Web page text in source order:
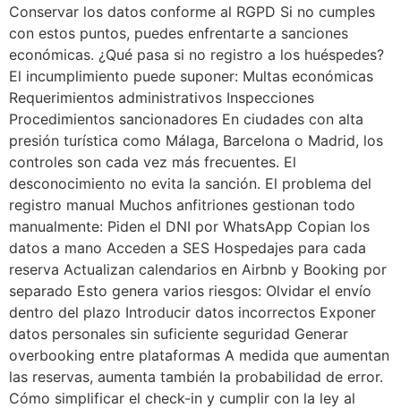
Conservar los datos conforme al RGPD Si no cumples
con estos puntos, puedes enfrentarte a sanciones
económicas. ¿Qué pasa si no registro a los huéspedes?
El incumplimiento puede suponer: Multas económicas
Requerimientos administrativos Inspecciones
Procedimientos sancionadores En ciudades con alta
presión turística como Málaga, Barcelona o Madrid, los
controles son cada vez más frecuentes. El
desconocimiento no evita la sanción. El problema del
registro manual Muchos anfitriones gestionan todo
manualmente: Piden el DNI por WhatsApp Copian los
datos a mano Acceden a SES Hospedajes para cada
reserva Actualizan calendarios en Airbnb y Booking por
separado Esto genera varios riesgos: Olvidar el envío
dentro del plazo Introducir datos incorrectos Exponer
datos personales sin suficiente seguridad Generar
overbooking entre plataformas A medida que aumentan
las reservas, aumenta también la probabilidad de error.
Cómo simplificar el check-in y cumplir con la ley al